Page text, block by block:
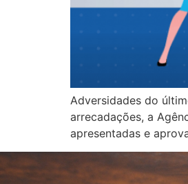
Adversidades do
arrecadações, a
apresentadas e